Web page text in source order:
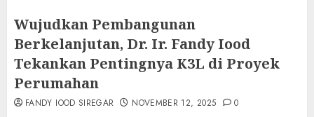
Wujudkan Pembangunan
Berkelanjutan, Dr. Ir. Fandy Iood
Tekankan Pentingnya K3L di Proyek
Perumahan
FANDY IOOD SIREGAR NOVEMBER 12, 2025 0